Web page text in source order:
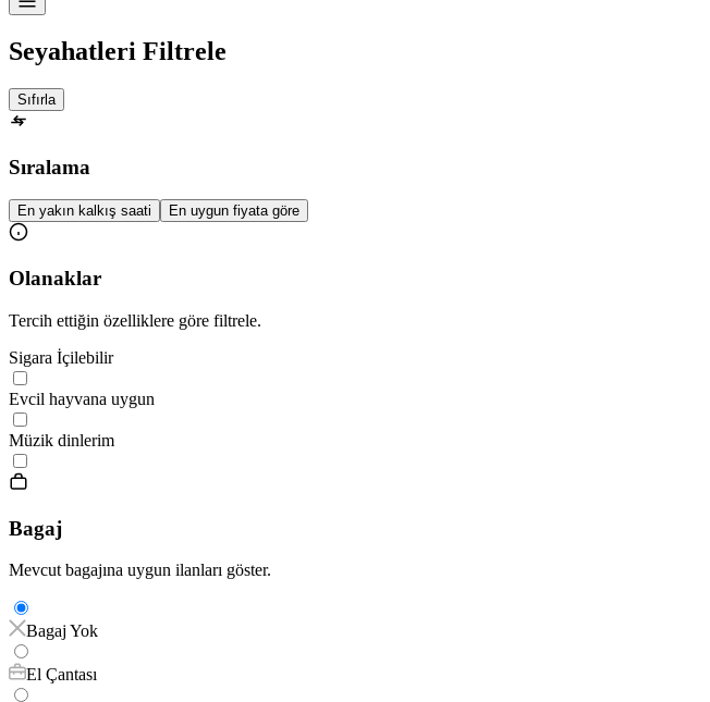
Seyahatleri Filtrele
Sıfırla
Sıralama
En yakın kalkış saati En uygun fiyata göre
Olanaklar
Tercih ettiğin özelliklere göre filtrele.
Sigara İçilebilir
Evcil hayvana uygun
Müzik dinlerim
Bagaj
Mevcut bagajına uygun ilanları göster.
Bagaj Yok
El Çantası